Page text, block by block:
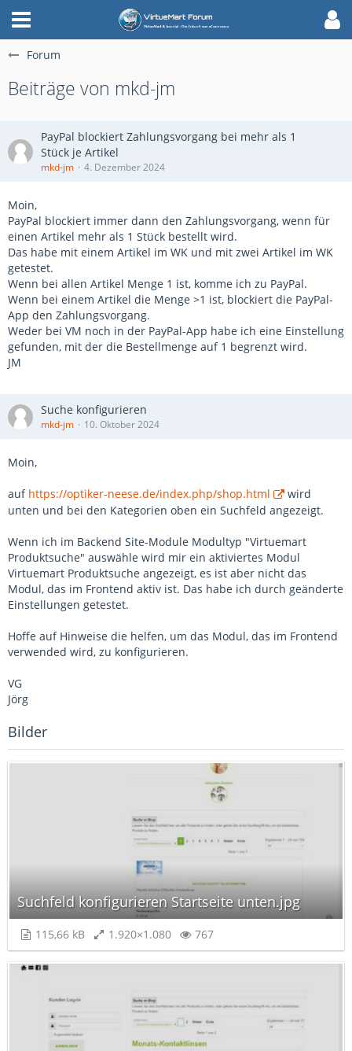
Forum
Beiträge von mkd-jm
PayPal blockiert Zahlungsvorgang bei mehr als 1
Stück je Artikel
mkd-jm 4. Dezember 2024
Moin,
PayPal blockiert immer dann den Zahlungsvorgang, wenn für
einen Artikel mehr als 1 Stück bestellt wird.
Das habe mit einem Artikel im WK und mit zwei Artikel im WK
getestet.
Wenn bei allen Artikel Menge 1 ist, komme ich zu PayPal.
Wenn bei einem Artikel die Menge >1 ist, blockiert die PayPal-
App den Zahlungsvorgang.
Weder bei VM noch in der PayPal-App habe ich eine Einstellung
gefunden, mit der die Bestellmenge auf 1 begrenzt wird.
JM
Suche konfigurieren
mkd-jm 10. Oktober 2024
Moin,
auf https://optiker-neese.de/index.php/shop.html
wird
unten und bei den Kategorien oben ein Suchfeld angezeigt.
Wenn ich im Backend Site-Module Modultyp "Virtuemart
Produktsuche" auswähle wird mir ein aktiviertes Modul
Virtuemart Produktsuche angezeigt, es ist aber nicht das
Modul, das im Frontend aktiv ist. Das habe ich durch geänderte
Einstellungen getestet.
Hoffe auf Hinweise die helfen, um das Modul, das im Frontend
verwended wird, zu konfigurieren.
VG
Jörg
Bilder
Suchfeld konfigurieren Startseite unten.jpg
115,66 kB 1.920×1.080 767